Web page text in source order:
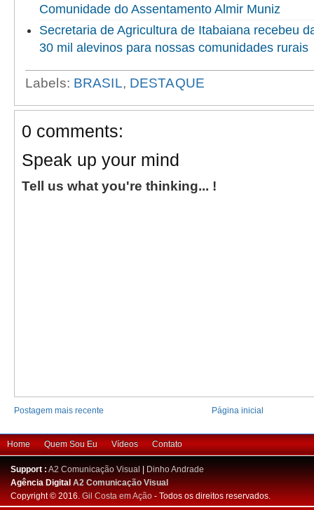
Comunidade do Assentamento Almir Muniz
Secretaria de Agricultura de Itabaiana recebeu
30 mil alevinos para nossas comunidades rurais
Labels: BRASIL, DESTAQUE
0 comments:
Speak up your mind
Tell us what you're thinking... !
Postagem mais recente Página inicial
Home Quem Sou Eu Vídeos Contato
Support : A2 Comunicação Visual | Dinho Andrade
Agência DigitalA2 Comunicação Visual
Copyright © 2016. Gil Costa em Ação - Todos os direitos reservados.